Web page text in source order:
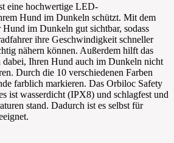
eine hochwertige LED-
Hund im Dunkeln schützt. Mit dem
im Dunkeln gut sichtbar, sodass
ihre Geschwindigkeit schneller
nähern können. Außerdem hilft das
Ihren Hund auch im Dunkeln nicht
Durch die 10 verschiedenen Farben
farblich markieren. Das Orbiloc Safety
ist wasserdicht (IPX8) und schlagfest und
stand. Dadurch ist es selbst für